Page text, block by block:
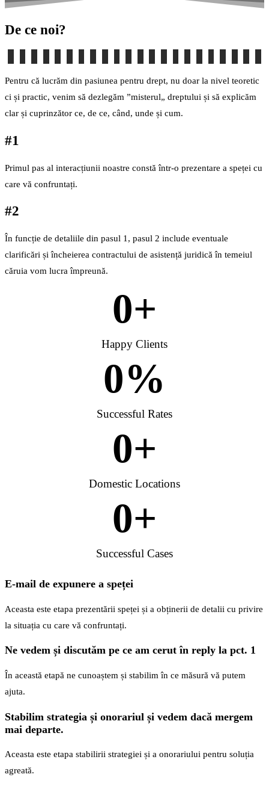
De ce noi?
Pentru că lucrăm din pasiunea pentru drept, nu doar la nivel teoretic
ci și practic, venim să dezlegăm ”misterul„ dreptului și să explicăm
clar și cuprinzător ce, de ce, când, unde și cum.
#1
Primul pas al interacțiunii noastre constă într-o prezentare a speței cu
care vă confruntați.
#2
În funcție de detaliile din pasul 1, pasul 2 include eventuale
clarificări și încheierea contractului de asistență juridică în temeiul
căruia vom lucra împreună.
0+
Happy Clients
0%
Successful Rates
0+
Domestic Locations
0+
Successful Cases
E-mail de expunere a speței
Aceasta este etapa prezentării speței și a obținerii de detalii cu privire
la situația cu care vă confruntați.
Ne vedem și discutăm pe ce am cerut în reply la pct. 1
În această etapă ne cunoaștem și stabilim în ce măsură vă putem
ajuta.
Stabilim strategia și onorariul și vedem dacă mergem
mai departe.
Aceasta este etapa stabilirii strategiei și a onorariului pentru soluția
agreată.